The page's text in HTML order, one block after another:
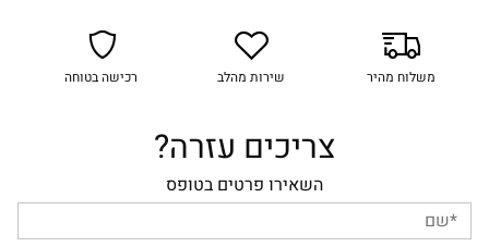
משלוח מהיר שירות מהלב רכישה בטוחה
צריכים עזרה?
השאירו פרטים בטופס